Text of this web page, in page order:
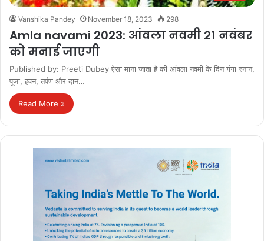
Vanshika Pandey November 18, 2023 298
Amla navami 2023: आंवला नवमी 21 नवंबर
को मनाई जाएगी
Published by: Preeti Dubey ऐसा माना जाता है की आंवला नवमी के दिन गंगा स्नान,
पूजा, हवन, तर्पण और दान…
Read More »